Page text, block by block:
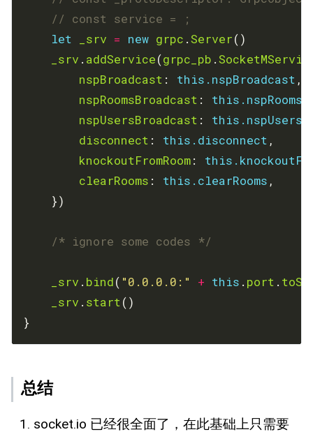
let
_srv = new grpc .Server
_srv . addService(grpc_pb .
nspBroadcast : this.nspBroadcast
nspRoomsBroadcast :
nspUsersBroadcast :
disconnect : this.disconnect
knockoutFromRoom:
clearRooms : this.clearRooms
/* ignore some codes */
_srv . bind( "0.0.0.0:" + this . port .
_srv . start
}
总结
socket.io 已经很全面了，在此基础上只需要